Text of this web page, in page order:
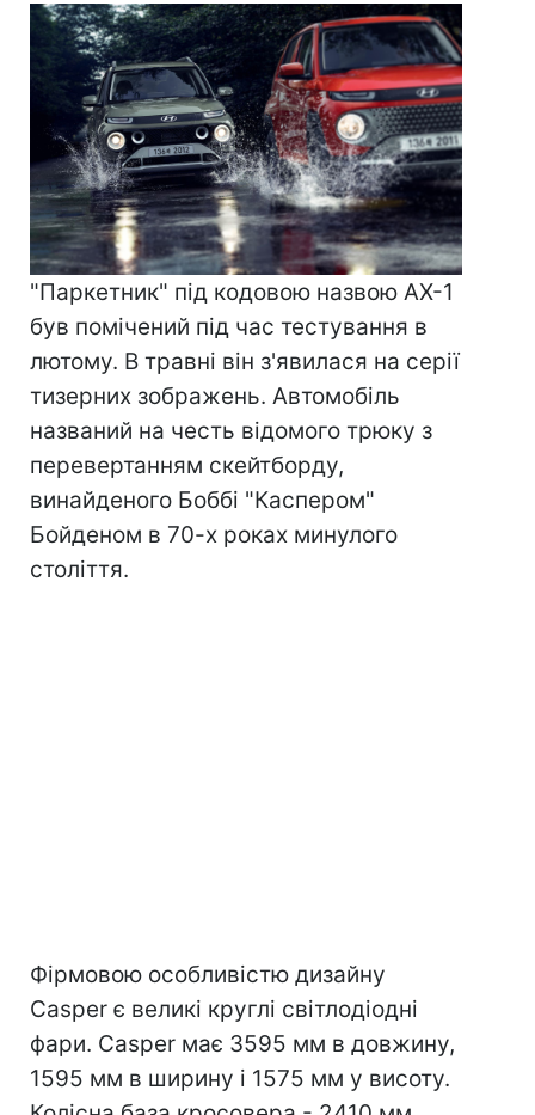
"Паркетник" під кодовою назвою AX-1
був помічений під час тестування в
лютому. В травні він з'явилася на серії
тизерних зображень. Автомобіль
названий на честь відомого трюку з
перевертанням скейтборду,
винайденого Боббі "Каспером"
Бойденом в 70-х роках минулого
століття.
Фірмовою особливістю дизайну
Casper є великі круглі світлодіодні
фари. Casper має 3595 мм в довжину,
1595 мм в ширину і 1575 мм у висоту.